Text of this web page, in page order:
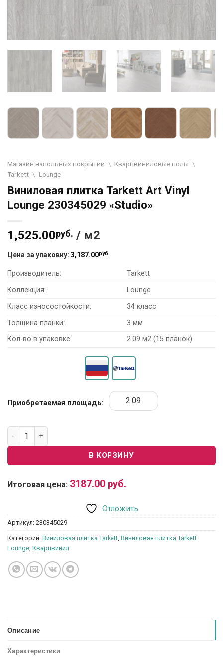
Магазин напольных покрытий \ Кварцвиниловые полы \
Tarkett \ Lounge
Виниловая плитка Tarkett Art Vinyl
Lounge 230345029 «Studio»
1,525.00руб. / м2
Цена за упаковку: 3,187.00руб.
Производитель:
Tarkett
Коллекция:
Lounge
Класс износостойкости:
34 класс
Толщина планки:
3 мм
Кол-во в упаковке:
2.09 м2 (15 планок)
Приобретаемая площадь:
Количество товара Виниловая плитка Tarkett Art Vinyl
В КОРЗИНУ
Итоговая цена: 3187.00 руб.
Отложить
Артикул: 230345029
Категории: Виниловая плитка Tarkett Виниловая плитка Tarkett
Lounge Кварцвинил
Описание
Характеристики